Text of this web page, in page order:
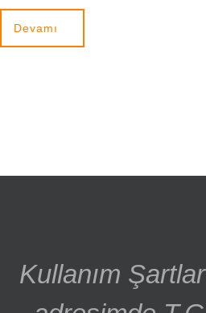
Devamı
Kullanım